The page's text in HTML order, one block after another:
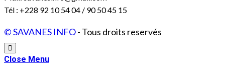
Tél : +228 92 10 54 04 / 90 50 45 15
© SAVANES INFO- Tous droits reservés
Close Menu